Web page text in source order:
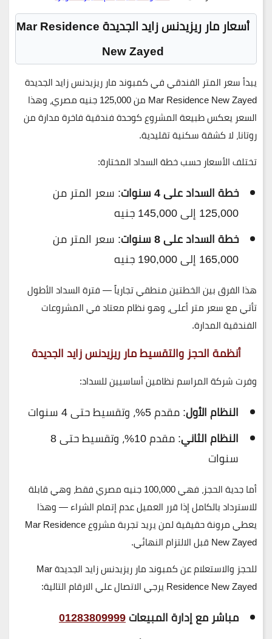
أسعار مار ريزيدنس زايد الجديدةMar Residence
New Zayed
يبدأ سعر المتر الفندقي فيكمبوند مار ريزيدنس زايد الجديدة
Mar Residence New Zayed من125,000 جنيه مصري
، وهذا
السعر يعكس طبيعة المشروع كوحدة فندقية فاخرة مدارة من
روتانا، لا كشقة سكنية تقليدية.
تختلف الأسعار حسب خطة السداد المختارة:
خطة السداد على 4 سنوات
: سعر المتر من
125,000 إلى 145,000 جنيه
خطة السداد على 8 سنوات
: سعر المتر من
165,000 إلى 190,000 جنيه
هذا الفرق بين الخطتين منطقي تجارياً — فترة السداد الأطول
تأتي مع سعر متر أعلى، وهو نظام معتاد في المشروعات
الفندقية المدارة.
أنظمة الحجز والتقسيط مار ريزيدنس زايد الجديدة
وفرت شركة المراسم نظامين أساسيين للسداد:
النظام الأول: مقدم 5%، وتقسيط حتى 4 سنوات
النظام الثاني
: مقدم 10%، وتقسيط حتى 8
سنوات
أماجدية الحجز، فهي100,000 جنيه مصري فقط، وهيقابلة
للاسترداد بالكاملإذا قرر العميل عدم إتمام الشراء — وهذا
يعطي مرونة حقيقية لمن يريد تجربة مشروعMar Residence
New Zayed قبل الالتزام النهائي.
للحجز والاستعلام عن كمبوند مار ريزيدنس زايد الجديدة Mar
Residence New Zayed يرجي الاتصال علي الارقام التالية:
مباشر مع إدارة المبيعات01283809999